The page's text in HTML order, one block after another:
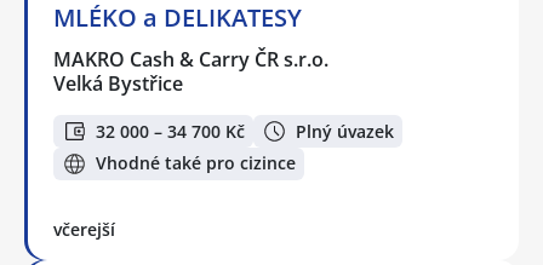
MLÉKO a DELIKATESY
MAKRO Cash & Carry ČR s.r.o.
Velká Bystřice
32 000 – 34 700 Kč
Plný úvazek
Vhodné také pro cizince
včerejší